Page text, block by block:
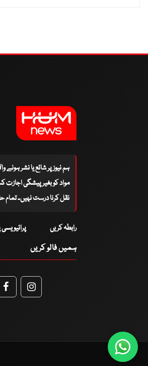
ہم نیوز پر شائع یا نشر ہونے
مواد کو بغیر پیشگی
نقل کرنا درست نہیں۔ تمام
رابطہ کریں
ہمیں فالو کریں
FacebookFacebook